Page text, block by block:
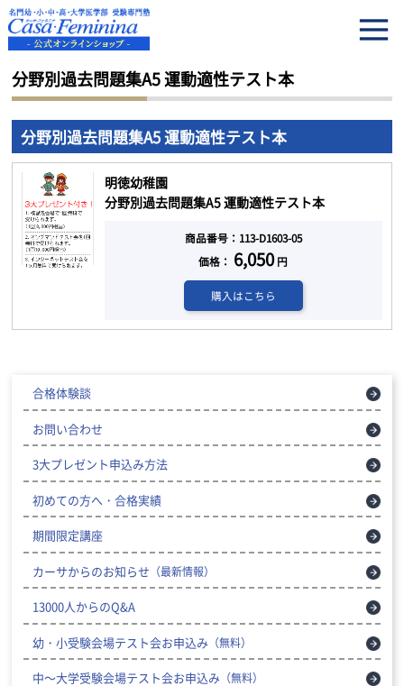
HOME 分野別過去問題集A5 運動適性テスト本
分野別過去問題集A5 運動適性テスト本
分野別過去問題集A5 運動適性テスト本
明徳幼稚園
分野別過去問題集A5 運動適性テスト本
商品番号：113-D1603-05
価格： 6,050円
購入はこちら
合格体験談
お問い合わせ
3大プレゼント申込み方法
初めての方へ・合格実績
期間限定講座
カーサからのお知らせ （最新情報）
13000人からのQ&A
幼・小受験会場テスト会お申込み （無料）
中～大学受験会場テスト会お申込み （無料）